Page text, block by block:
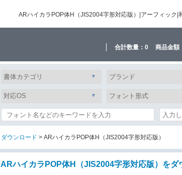
ARハイカラPOP体H（JIS2004字形対応版）|アーフィック
合計数量： 0 商品金額
ダウンロード > ARハイカラPOP体H（JIS2004字形対応版）
ARハイカラPOP体H（JIS2004字形対応版）をダ